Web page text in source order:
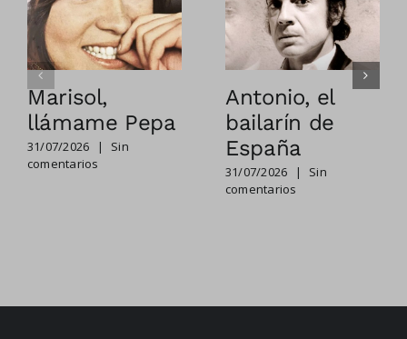
Marisol,
llámame Pepa
31/07/2026 |
Sin
comentarios
Antonio, el
bailarín de
España
31/07/2026 |
Sin
comentarios